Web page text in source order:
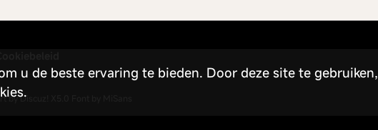
byDiscuz!
u de beste ervaring te bieden. Door deze site te gebruiken,